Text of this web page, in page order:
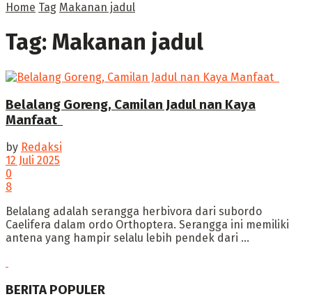
Home Tag Makanan jadul
Tag: Makanan jadul
Belalang Goreng, Camilan Jadul nan Kaya
Manfaat ‎
by Redaksi
12 Juli 2025
0
8
‎Belalang adalah serangga herbivora dari subordo
Caelifera dalam ordo Orthoptera. Serangga ini memiliki
antena yang hampir selalu lebih pendek dari ...
BERITA POPULER